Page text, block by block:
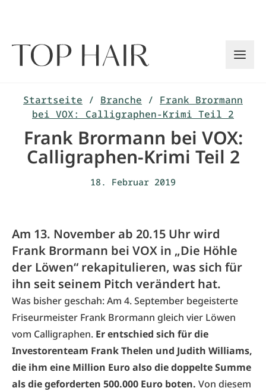
Startseite / Branche / Frank Brormann
bei VOX: Calligraphen-Krimi Teil 2
Frank Brormann bei VOX:
Calligraphen-Krimi Teil 2
18. Februar 2019
Am 13. November ab 20.15 Uhr wird
Frank Brormann bei VOX in „Die Höhle
der Löwen“ rekapitulieren, was sich für
ihn seit seinem Pitch verändert hat.
Was bisher geschah: Am 4. September begeisterte
Friseurmeister Frank Brormann gleich vier Löwen
vom Calligraphen. Er entschied sich für die
Investorenteam Frank Thelen und Judith Williams,
die ihm eine Million Euro also die doppelte Summe
als die geforderten 500.000 Euro boten. Von diesem